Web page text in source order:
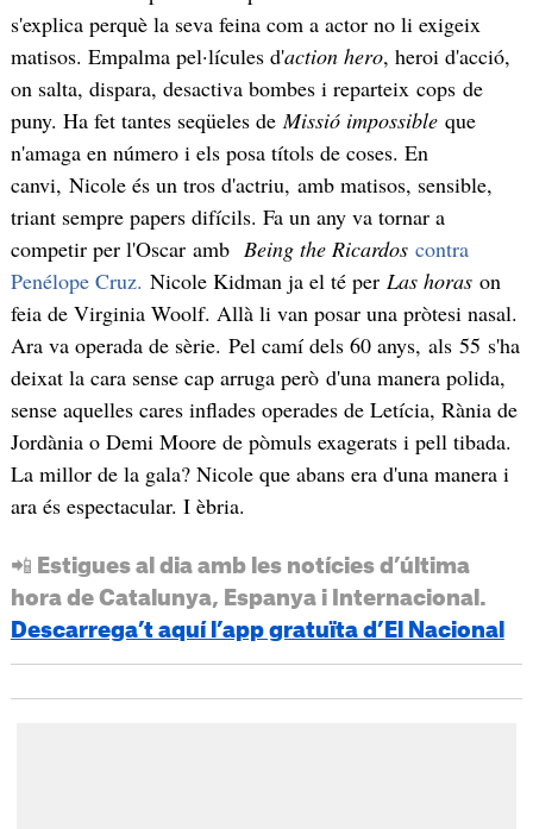
s'explica perquè la seva feina com a actor no li exigeix
matisos. Empalma pel·lícules d'action hero, heroi d'acció,
on salta, dispara, desactiva bombes i reparteix cops de
puny. Ha fet tantes seqüeles deMissió impossibleque
n'amaga en número i els posa títols de coses. En
canvi, Nicole és un tros d'actriu, amb matisos, sensible,
triant sempre papers difícils. Fa un any va tornar a
competir per l'Oscar amb Being the Ricardos contra
Penélope Cruz. Nicole Kidman ja el té per Las horason
feia de Virginia Woolf. Allà li van posar una pròtesi nasal.
Ara va operada de sèrie. Pel camí dels 60 anys, als 55 s'ha
deixat la cara sense cap arruga però d'una manera polida,
sense aquelles cares inflades operades de Letícia, Rània de
Jordània o Demi Moore de pòmuls exagerats i pell tibada.
La millor de la gala? Nicole que abans era d'una manera i
ara és espectacular. I èbria.
📲 Estigues al dia amb les notícies d’última
hora de Catalunya, Espanya i Internacional.
Descarrega’t aquí l’app gratuïta d’El Nacional